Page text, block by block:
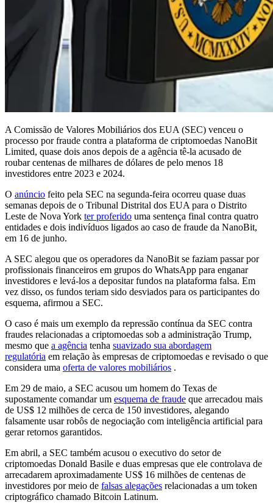
A Comissão de Valores Mobiliários dos EUA (SEC) venceu o
processo por fraude contra a plataforma de criptomoedas NanoBit
Limited, quase dois anos depois de a agência tê-la acusado de
roubar centenas de milhares de dólares de pelo menos 18
investidores entre 2023 e 2024.
O anúncio feito pela SEC na segunda-feira ocorreu quase duas
semanas depois de o Tribunal Distrital dos EUA para o Distrito
Leste de Nova York ter proferido uma sentença final contra quatro
entidades e dois indivíduos ligados ao caso de fraude da NanoBit,
em 16 de junho.
A SEC alegou que os operadores da NanoBit se faziam passar por
profissionais financeiros em grupos do WhatsApp para enganar
investidores e levá-los a depositar fundos na plataforma falsa. Em
vez disso, os fundos teriam sido desviados para os participantes do
esquema, afirmou a SEC.
O caso é mais um exemplo da repressão contínua da SEC contra
fraudes relacionadas a criptomoedas sob a administração Trump,
mesmo que a agência tenha suavizado sua abordagem
regulatória em relação às empresas de criptomoedas e revisado o que
considera uma oferta de valores mobiliários .
Em 29 de maio, a SEC acusou um homem do Texas de
supostamente comandar um esquema de fraude que arrecadou mais
de US$ 12 milhões de cerca de 150 investidores, alegando
falsamente usar robôs de negociação com inteligência artificial para
gerar retornos garantidos.
Em abril, a SEC também acusou o executivo do setor de
criptomoedas Donald Basile e duas empresas que ele controlava de
arrecadarem aproximadamente US$ 16 milhões de centenas de
investidores por meio de falsas alegações relacionadas a um token
criptográfico chamado Bitcoin Latinum.